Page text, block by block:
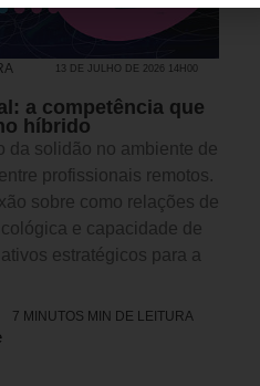
13 DE JULHO DE 2026 14H00
a competência que
híbrido
da solidão no ambiente de
profissionais remotos.
sobre como relações de
e capacidade de
estratégicos para a
7 MINUTOS MIN DE LEITURA